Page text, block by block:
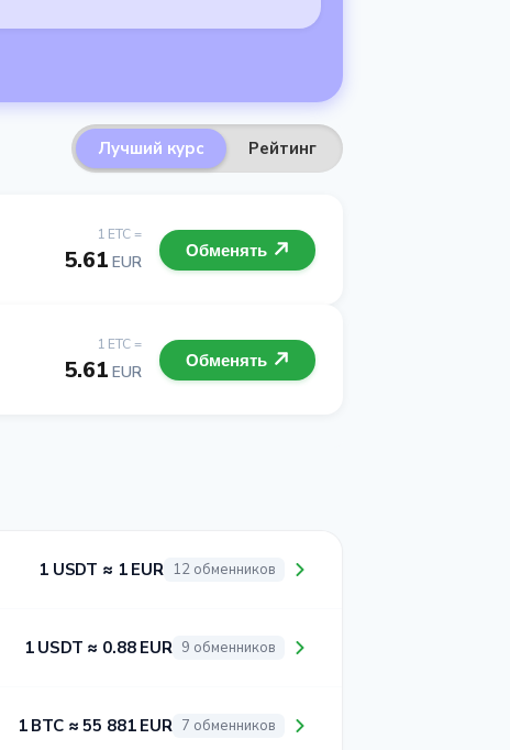
Лучший курс Рейтинг
1 ETC =
5.61 EUR
Обменять
1 ETC =
5.61 EUR
Обменять
1 USDT ≈ 1 EUR 12 обменников
1 USDT ≈ 0.88 EUR 9 обменников
1 BTC ≈ 55 881 EUR 7 обменников